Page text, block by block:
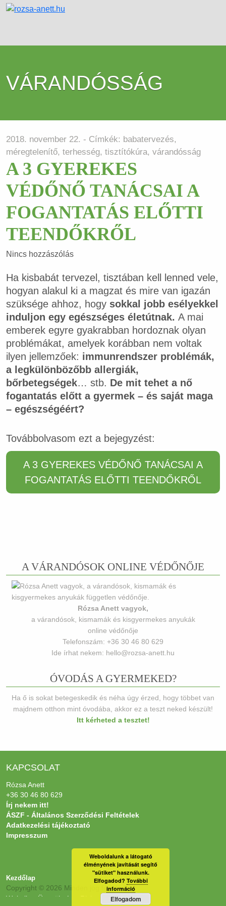
VÁRANDÓSSÁG
2018. november 22. - Címkék: babatervezés,
méregtelenítő, terhesség, tisztítókúra, várandósság
A 3 GYEREKES
VÉDŐNŐ TANÁCSAI A
FOGANTATÁS ELŐTTI
TEENDŐKRŐL
Nincs hozzászólás
Ha kisbabát tervezel, tisztában kell lenned vele,
hogyan alakul ki a magzat és mire van igazán
szüksége ahhoz, hogy sokkal jobb esélyekkel
induljon egy egészséges életútnak. A mai
emberek egyre gyakrabban hordoznak olyan
problémákat, amelyek korábban nem voltak
ilyen jellemzőek: immunrendszer problémák,
a legkülönbözőbb allergiák,
bőrbetegségek… stb. De mit tehet a nő
fogantatás előtt a gyermek – és saját maga
– egészségéért?
Továbbolvasom ezt a bejegyzést:
A 3 GYEREKES VÉDŐNŐ TANÁCSAI A
FOGANTATÁS ELŐTTI TEENDŐKRŐL
A VÁRANDÓSOK ONLINE VÉDŐNŐJE
Rózsa Anett vagyok,
a várandósok, kismamák és kisgyermekes anyukák
online védőnője
Telefonszám: +36 30 46 80 629
Ide írhat nekem: hello@rozsa-anett.hu
ÓVODÁS A GYERMEKED?
Ha ő is sokat betegeskedik és néha úgy érzed, hogy többet van
majdnem otthon mint óvodába, akkor ez a teszt neked készült!
Itt kérheted a tesztet!
KAPCSOLAT
Rózsa Anett
+36 30 46 80 629
Írj nekem itt!
ÁSZF - Általános Szerződési Feltételek
Adatkezelési tájékoztató
Impresszum
Kezdőlap
Copyright © 2026 Minden jog fenntartva!
Websiker Ügynökség - Richard27.hu Kft.
Weboldalunk a látogató
élményének javítását segítő
"sütiket" használunk.
Elfogadod? További
információ
Elfogadom